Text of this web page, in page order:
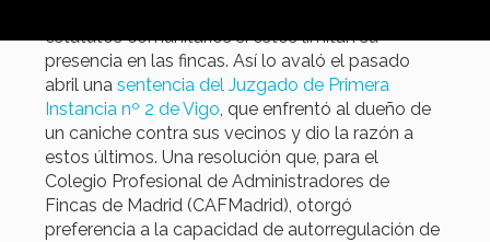
estatutos comunitarios si estos limitan su
presencia en las fincas. Así lo avaló el pasado
abril unasentencia del Juzgado de Primera
Instancia nº 2 de Vigo, que enfrentó al dueño de
un caniche contra sus vecinos y dio la razón a
estos últimos. Una resolución que, para el
Colegio Profesional de Administradores de
Fincas de Madrid (CAFMadrid), otorgó
preferencia a la capacidad de autorregulación de